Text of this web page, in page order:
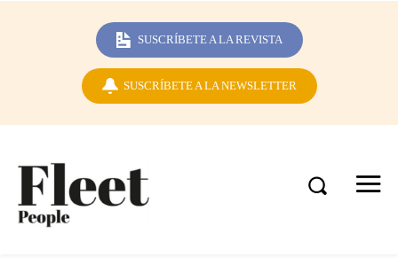
SUSCRÍBETE A LA REVISTA
SUSCRÍBETE A LA NEWSLETTER